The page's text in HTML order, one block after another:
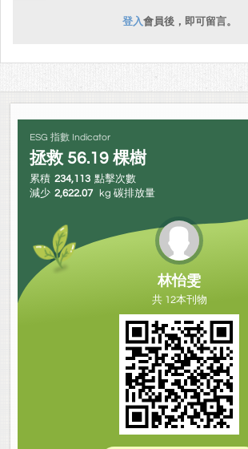
登入會員後，即可留言。
ESG 指數 Indicator
拯救 56.19 棵樹
累積 234,113 點擊次數
減少 2,622.07 kg 碳排放量
林怡雯
共 12本刊物